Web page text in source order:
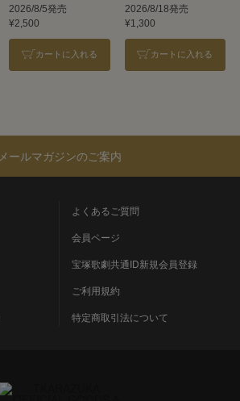
REVUE 2026
2026/8/5発売
¥2,500
カートに入れる
族』＜雪組＞
2026/8/18発売
¥1,300
カートに入れる
メールマガジンのご案内
よくあるご質問
会員ページ
宝塚歌劇共通ID新規会員登録
ご利用規約
特定商取引法について